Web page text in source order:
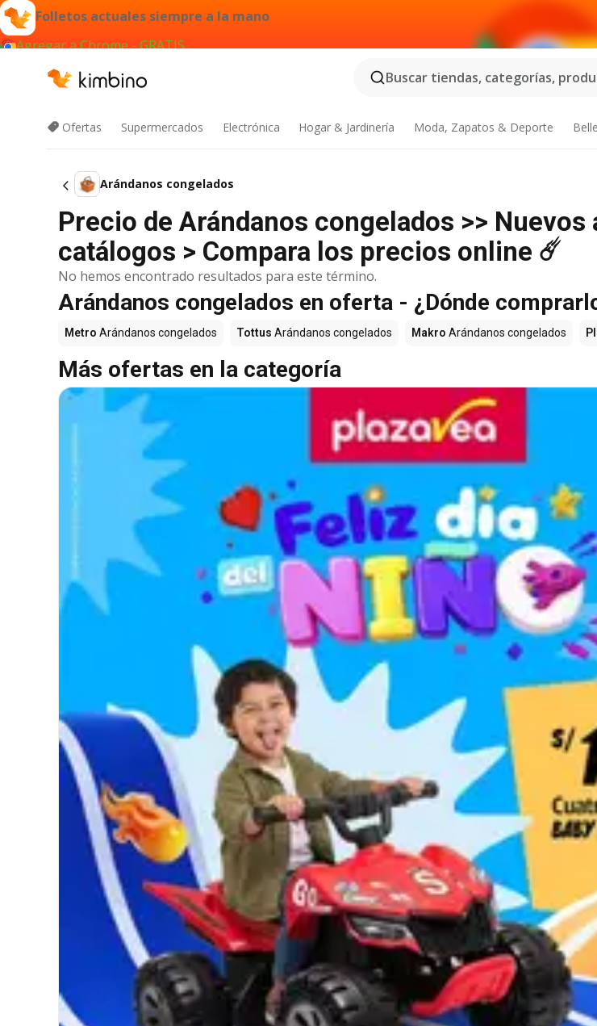
Folletos actuales siempre a la mano
Agregar a Chrome - GRATIS
Buscar tiendas, categorías,
Ofertas Supermercados Electrónica Hogar & Jardinería Moda, Zapatos & Deporte
Arándanos congelados
Precio de Arándanos congelados >> Nuevos
catálogos > Compara los precios online ☄️
No hemos encontrado resultados para este término.
Arándanos congelados en oferta - ¿Dónde
Metro Arándanos congelados Tottus Arándanos congelados Makro Arándanos congelados
Más ofertas en la categoría